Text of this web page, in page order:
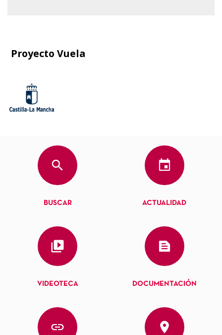
Proyecto Vuela
BUSCAR ACTUALIDAD
VIDEOTECA DOCUMENTACIÓN